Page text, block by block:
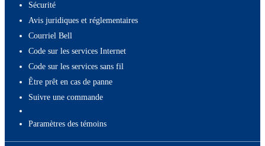
Sécurité
Avis juridiques et réglementaires
Courriel Bell
Code sur les services Internet
Code sur les services sans fil
Être prêt en cas de panne
Suivre une commande
paramètres des témoins